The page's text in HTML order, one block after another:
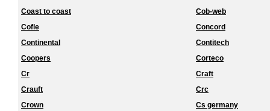
Coast to coast
Cob-web
Cofle
Concord
Continental
Contitech
Coopers
Corteco
Cr
Craft
Crauft
Crc
Crown
Cs germany